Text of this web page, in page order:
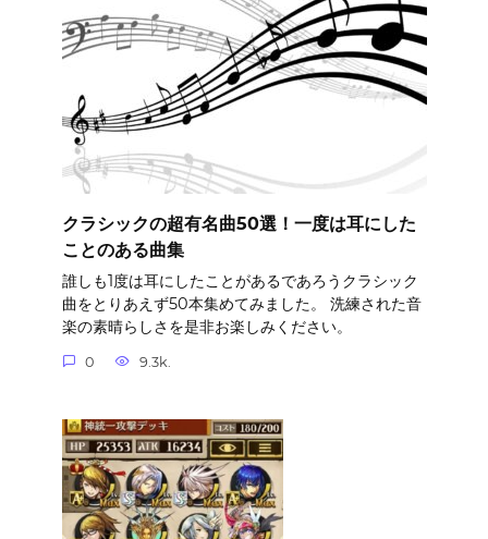
クラシックの超有名曲50選！一度は耳にした
ことのある曲集
誰しも1度は耳にしたことがあるであろうクラシック
曲をとりあえず50本集めてみました。 洗練された音
楽の素晴らしさを是非お楽しみください。
0 9.3k.